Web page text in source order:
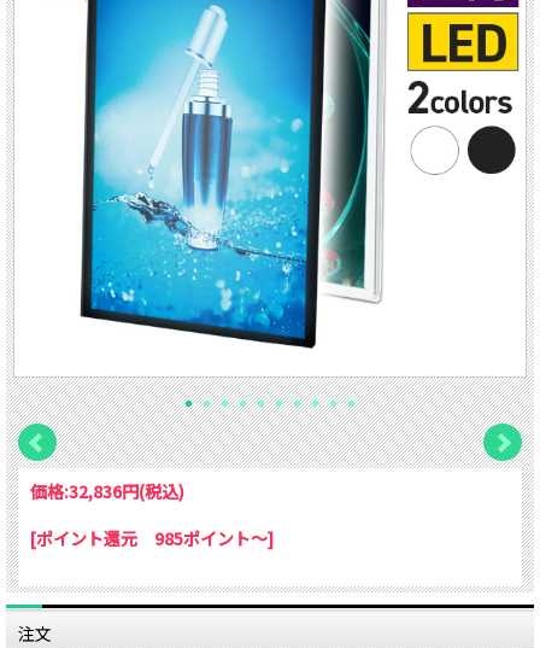
価格:32,836円(税込)
[ポイント還元 985ポイント～]
注文